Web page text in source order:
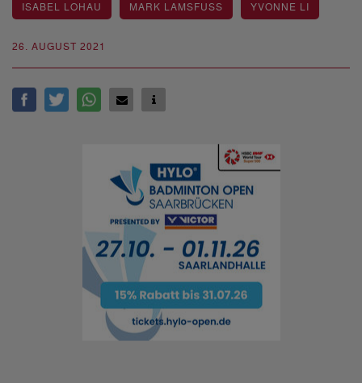
26. AUGUST 2021
ISABEL LOHAU MARK LAMSFUSS YVONNE LI